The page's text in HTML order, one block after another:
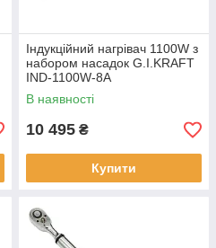
Індукційний нагрівач 1100W з
набором насадок G.I.KRAFT
IND-1100W-8A
В наявності
10 495 ₴
Купити